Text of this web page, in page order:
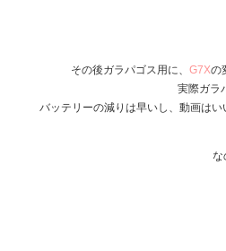
その後ガラパゴス用に、 G7Xの
実際ガラ
バッテリーの減りは早いし、動画は
な